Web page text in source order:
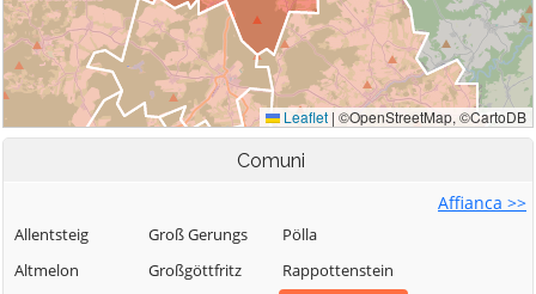
Comuni
Affianca >>
Allentsteig
Altmelon
Groß Gerungs
Großgöttfritz
Pölla
Rappottenstein